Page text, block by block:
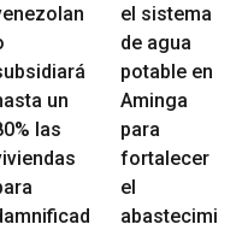
un
las
el sistema
de agua
potable en
Aminga
para
fortalecer
el
abastecimi